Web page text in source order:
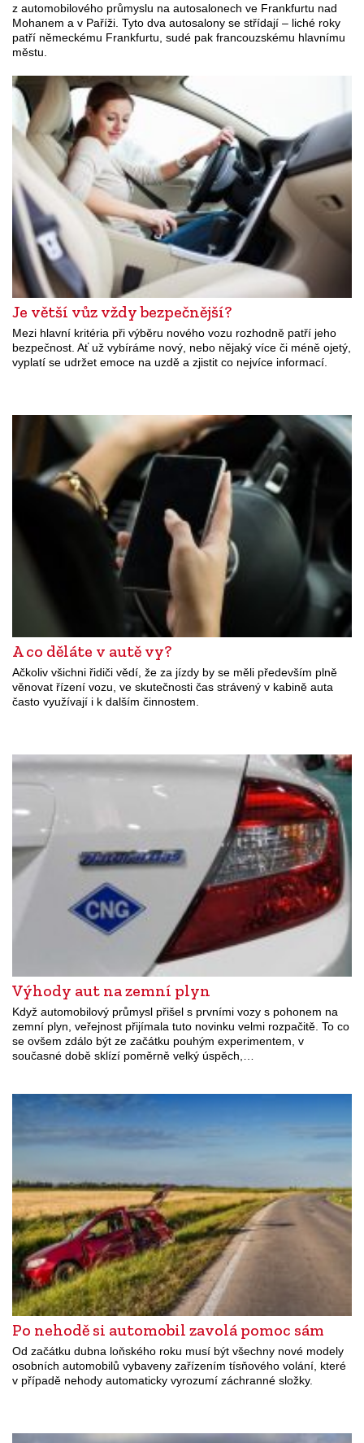
z automobilového průmyslu na autosalonech ve Frankfurtu nad
Mohanem a v Paříži. Tyto dva autosalony se střídají – liché roky
patří německému Frankfurtu, sudé pak francouzskému hlavnímu
městu.
Je větší vůz vždy bezpečnější?
Mezi hlavní kritéria při výběru nového vozu rozhodně patří jeho
bezpečnost. Ať už vybíráme nový, nebo nějaký více či méně ojetý,
vyplatí se udržet emoce na uzdě a zjistit co nejvíce informací.
A co děláte v autě vy?
Ačkoliv všichni řidiči vědí, že za jízdy by se měli především plně
věnovat řízení vozu, ve skutečnosti čas strávený v kabině auta
často využívají i k dalším činnostem.
Výhody aut na zemní plyn
Když automobilový průmysl přišel s prvními vozy s pohonem na
zemní plyn, veřejnost přijímala tuto novinku velmi rozpačitě. To co
se ovšem zdálo být ze začátku pouhým experimentem, v
současné době sklízí poměrně velký úspěch,…
Po nehodě si automobil zavolá pomoc sám
Od začátku dubna loňského roku musí být všechny nové modely
osobních automobilů vybaveny zařízením tísňového volání, které
v případě nehody automaticky vyrozumí záchranné složky.